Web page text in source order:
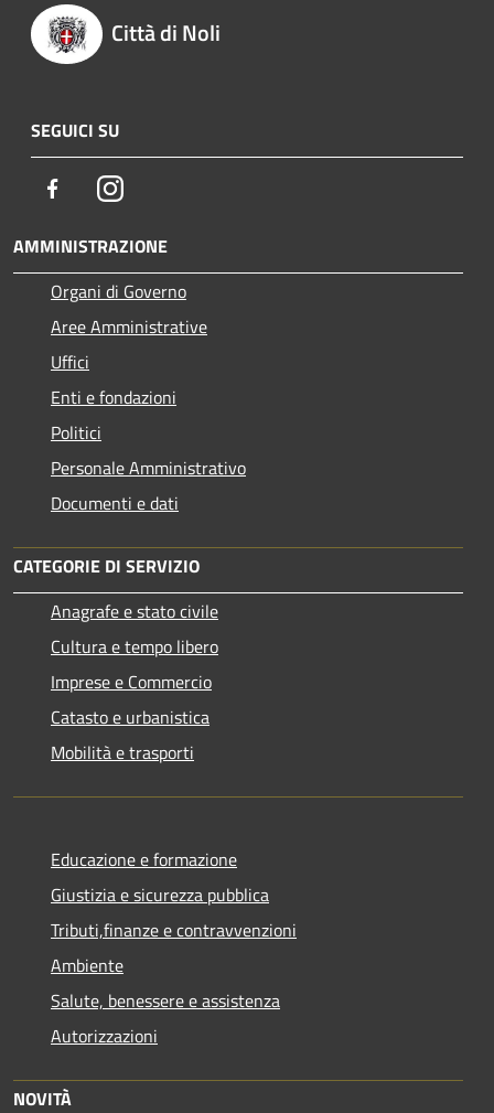
Città di Noli
SEGUICI SU
FacebookInstagram
AMMINISTRAZIONE
Organi di Governo
Aree Amministrative
Uffici
Enti e fondazioni
Politici
Personale Amministrativo
Documenti e dati
CATEGORIE DI SERVIZIO
Anagrafe e stato civile
Cultura e tempo libero
Imprese e Commercio
Catasto e urbanistica
Mobilità e trasporti
Educazione e formazione
Giustizia e sicurezza pubblica
Tributi,finanze e contravvenzioni
Ambiente
Salute, benessere e assistenza
Autorizzazioni
NOVITÀ